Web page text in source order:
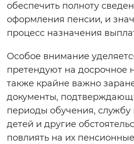
обеспечить полноту
оформления пенсии, и
процесс назначения
Особое внимание
претендуют на досрочное
также крайне важно
документы,
периоды обучения,
детей и другие
повлиять на их